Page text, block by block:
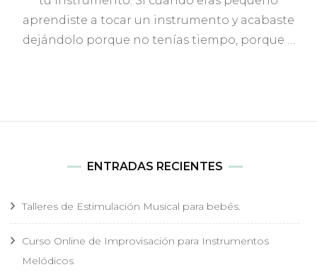
aprendiste a tocar un instrumento y acabaste
dejándolo porque no tenías tiempo, porque …
ENTRADAS RECIENTES
Talleres de Estimulación Musical para bebés.
Curso Online de Improvisación para Instrumentos
Melódicos